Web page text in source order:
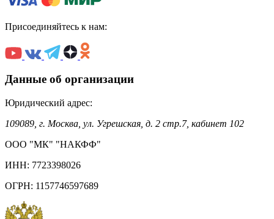
Присоединяйтесь к нам:
Данные об организации
Юридический адрес:
109089, г. Москва, ул. Угрешская, д. 2 стр.7, кабинет 102
ООО "МК" "НАКФФ"
ИНН: 7723398026
ОГРН: 1157746597689